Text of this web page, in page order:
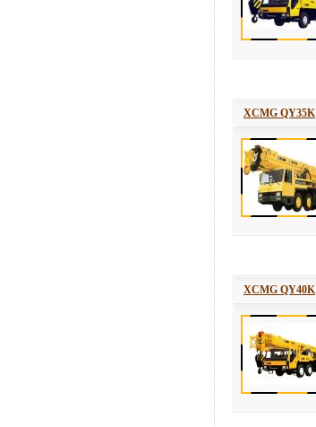
XCMG QY35K
XCMG QY40K